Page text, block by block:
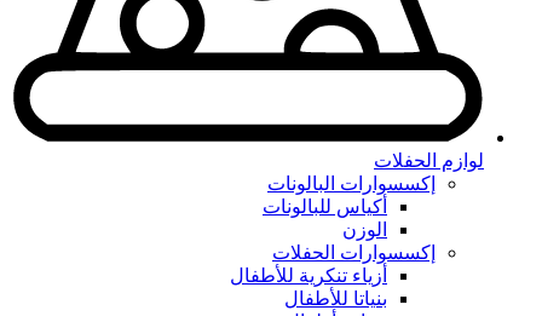
لوازم الحفلات
إكسسوارات البالونات
أكياس للبالونات
الوزن
إكسسوارات الحفلات
أزياء تنكرية للأطفال
بنياتا للأطفال